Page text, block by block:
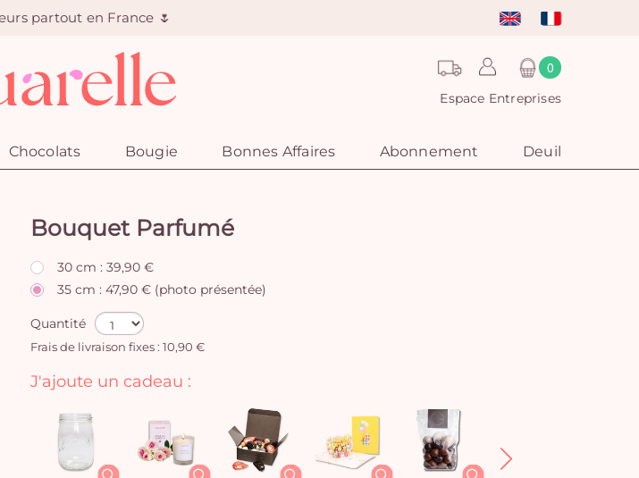
partout en France 🌷
0
Espace Entreprises
Chocolats Bougie Bonnes Affaires Abonnement Deuil
Bouquet Parfumé
30 cm : 39,90 €
35 cm : 47,90 € (photo présentée)
Quantité
Frais de livraison fixes : 10,90 €
J'ajoute un cadeau :